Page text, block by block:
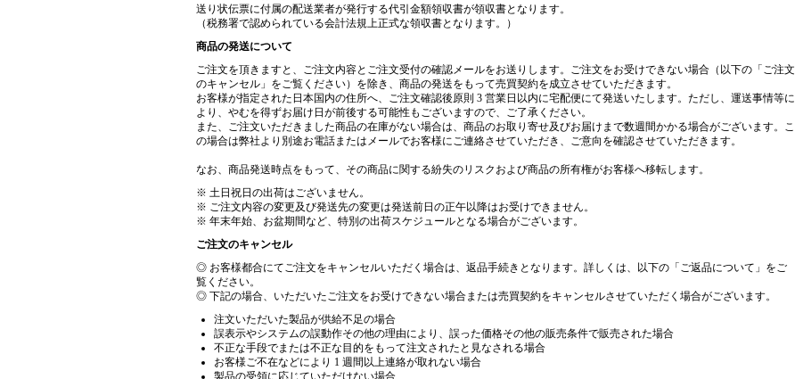
送り状伝票に付属の配送業者が発行する代引金額領収書が領収書となります。
（税務署で認められている会計法規上正式な領収書となります。）
商品の発送について
ご注文を頂きますと、ご注文内容とご注文受付の確認メールをお送りします。ご注文をお受けできない場合（以下の「ご注文
のキャンセル」をご覧ください）を除き、商品の発送をもって売買契約を成立させていただきます。
お客様が指定された日本国内の住所へ、ご注文確認後原則 3 営業日以内に宅配便にて発送いたします。ただし、運送事情等に
より、やむを得ずお届け日が前後する可能性もございますので、ご了承ください。
また、ご注文いただきました商品の在庫がない場合は、商品のお取り寄せ及びお届けまで数週間かかる場合がございます。こ
の場合は弊社より別途お電話またはメールでお客様にご連絡させていただき、ご意向を確認させていただきます。
なお、商品発送時点をもって、その商品に関する紛失のリスクおよび商品の所有権がお客様へ移転します。
※ 土日祝日の出荷はございません。
※ ご注文内容の変更及び発送先の変更は発送前日の正午以降はお受けできません。
※ 年末年始、お盆期間など、特別の出荷スケジュールとなる場合がございます。
ご注文のキャンセル
◎ お客様都合にてご注文をキャンセルいただく場合は、返品手続きとなります。詳しくは、以下の「ご返品について」をご
覧ください。
◎ 下記の場合、いただいたご注文をお受けできない場合または売買契約をキャンセルさせていただく場合がございます。
注文いただいた製品が供給不足の場合
誤表示やシステムの誤動作その他の理由により、誤った価格その他の販売条件で販売された場合
不正な手段でまたは不正な目的をもって注文されたと見なされる場合
お客様ご不在などにより 1 週間以上連絡が取れない場合
製品の受領に応じていただけない場合